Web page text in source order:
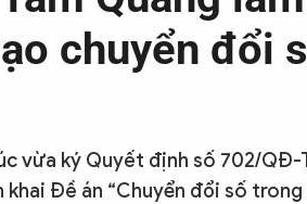
chuyển đổi
vừa ký Quyết định số 702/QĐ-
Đề án “Chuyển đổi số